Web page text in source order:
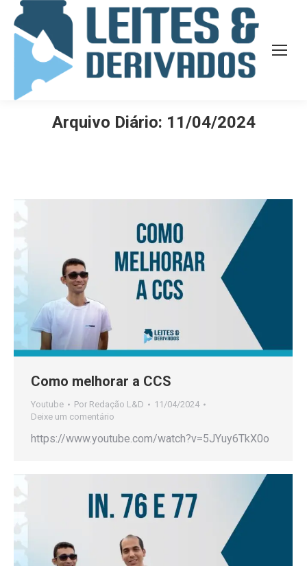
Arquivo Diário: 11/04/2024
Como melhorar a CCS
Youtube Por Redação L&D
11/04/2024
Deixe um comentário
https://www.youtube.com/watch?v=5JYuy6TkX0o